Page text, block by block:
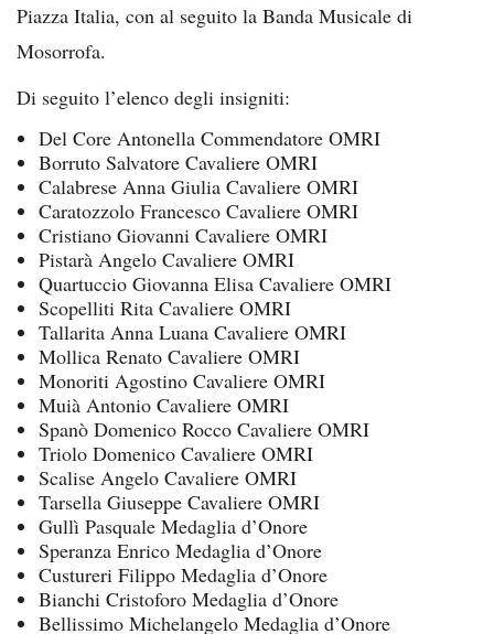
Piazza Italia, con al seguito la Banda Musicale di
Mosorrofa.
Di seguito l’elenco degli insigniti:
Del Core Antonella Commendatore OMRI
Borruto Salvatore Cavaliere OMRI
Calabrese Anna Giulia Cavaliere OMRI
Caratozzolo Francesco Cavaliere OMRI
Cristiano Giovanni Cavaliere OMRI
Pistarà Angelo Cavaliere OMRI
Quartuccio Giovanna Elisa Cavaliere OMRI
Scopelliti Rita Cavaliere OMRI
Tallarita Anna Luana Cavaliere OMRI
Mollica Renato Cavaliere OMRI
Monoriti Agostino Cavaliere OMRI
Muià Antonio Cavaliere OMRI
Spanò Domenico Rocco Cavaliere OMRI
Triolo Domenico Cavaliere OMRI
Scalise Angelo Cavaliere OMRI
Tarsella Giuseppe Cavaliere OMRI
Gullì Pasquale Medaglia d’Onore
Speranza Enrico Medaglia d’Onore
Custureri Filippo Medaglia d’Onore
Bianchi Cristoforo Medaglia d’Onore
Bellissimo Michelangelo Medaglia d’Onore